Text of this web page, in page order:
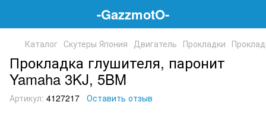
-GazzmotO-
Каталог Скутеры Япония Двигатель Прокладки
Прокладка глушителя, паронит
Yamaha 3KJ, 5BM
Артикул: 4127217 Оставить отзыв